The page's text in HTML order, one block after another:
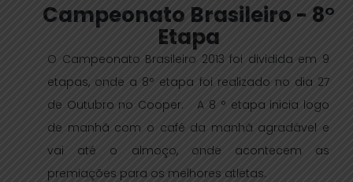
Campeonato Brasileiro - 8°
Etapa
O Campeonato Brasileiro 2013 foi dividida em 9
etapas, onde a 8° etapa foi realizado no dia 27
de Outubro no Cooper. A 8 ° etapa inicia logo
de manhã com o café da manhã agradável e
vai até o almoço, onde acontecem as
premiações para os melhores atletas.